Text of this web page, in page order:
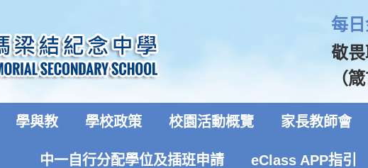
每
敬
（
學與教 學校政策 校園活動概覽 家長教師會
中一自行分配學位及插班申請 eClass APP指引